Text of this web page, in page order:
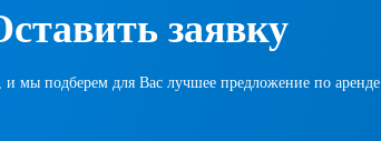
заявку
и мы подберем для Вас лучшее предложение по аренде